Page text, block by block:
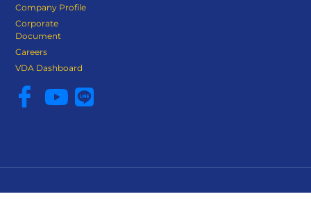
Company Profile
Corporate
Document
Careers
VDA Dashboard